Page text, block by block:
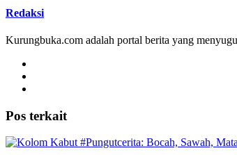
Redaksi
Kurungbuka.com adalah portal berita yang
Pos terkait